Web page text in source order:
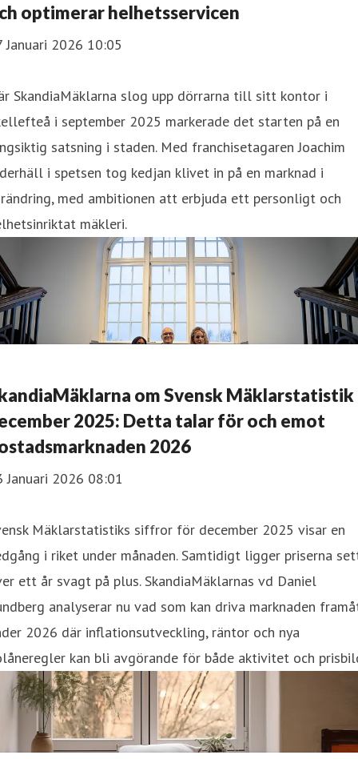
optimerar helhetsservicen
Januari 2026 10:05
SkandiaMäklarna slog upp dörrarna till sitt kontor i
i september 2025 markerade det starten på en
satsning i staden. Med franchisetagaren Joachim
i spetsen tog kedjan klivet in på en marknad i
med ambitionen att erbjuda ett personligt och
mäkleri.
om Svensk Mäklarstatistik
2025: Detta talar för och emot
2026
Januari 2026 08:01
Mäklarstatistiks siffror för december 2025 visar en
i riket under månaden. Samtidigt ligger priserna
ett år svagt på plus. SkandiaMäklarnas vd Daniel
analyserar nu vad som kan driva marknaden
2026 där inflationsutveckling, räntor och nya
kan bli avgörande för både aktivitet och